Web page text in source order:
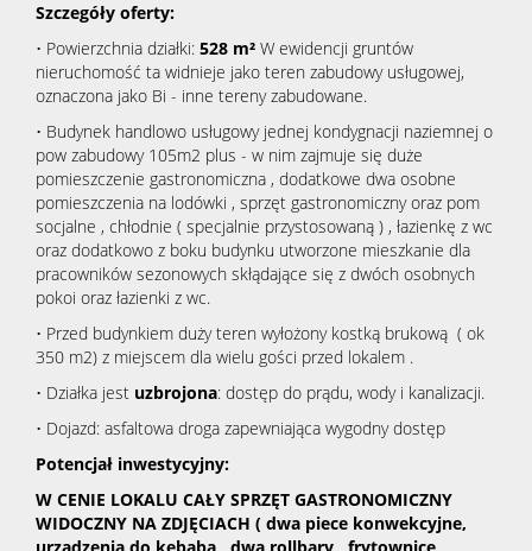
Szczegóły oferty:
• Powierzchnia działki: 528 m² W ewidencji gruntów
nieruchomość ta widnieje jako teren zabudowy usługowej,
oznaczona jako Bi - inne tereny zabudowane.
• Budynek handlowo usługowy jednej kondygnacji naziemnej o
pow zabudowy 105m2 plus - w nim zajmuje się duże
pomieszczenie gastronomiczna , dodatkowe dwa osobne
pomieszczenia na lodówki , sprzęt gastronomiczny oraz pom
socjalne , chłodnie ( specjalnie przystosowaną ) , łazienkę z wc
oraz dodatkowo z boku budynku utworzone mieszkanie dla
pracowników sezonowych skłądające się z dwóch osobnych
pokoi oraz łazienki z wc.
• Przed budynkiem duży teren wyłożony kostką brukową ( ok
350 m2) z miejscem dla wielu gości przed lokalem .
• Działka jest uzbrojona: dostęp do prądu, wody i kanalizacji.
• Dojazd: asfaltowa droga zapewniająca wygodny dostęp
Potencjał inwestycyjny:
W CENIE LOKALU CAŁY SPRZĘT GASTRONOMICZNY
WIDOCZNY NA ZDJĘCIACH ( dwa piece konwekcyjne,